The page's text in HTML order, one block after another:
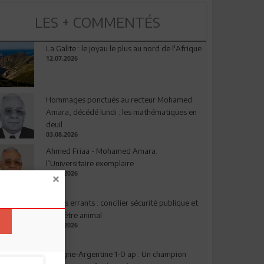
LES + COMMENTÉS
La Galite : le joyau le plus au nord de l'Afrique
12.07.2026
Hommages ponctués au recteur Mohamed
Amara, décédé lundi : les mathématiques en
deuil
03.08.2026
Ahmed Friaa - Mohamed Amara:
l’Universitaire exemplaire
04.08.2026
Chiens errants : concilier sécurité publique et
bien-être animal
17.07.2026
Espagne-Argentine 1-0 ap : Un champion